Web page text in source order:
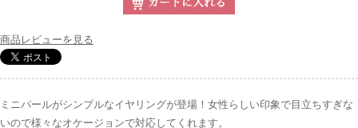
商品レビューを見る
ミニパールがシンプルなイヤリングが登場！女性らしい印象で目立ちすぎな
いので様々なオケージョンで対応してくれます。